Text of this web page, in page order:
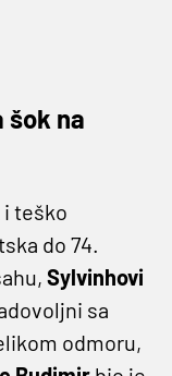
šok na
i teško
do 74.
Sylvinhovi
sa
odmoru,